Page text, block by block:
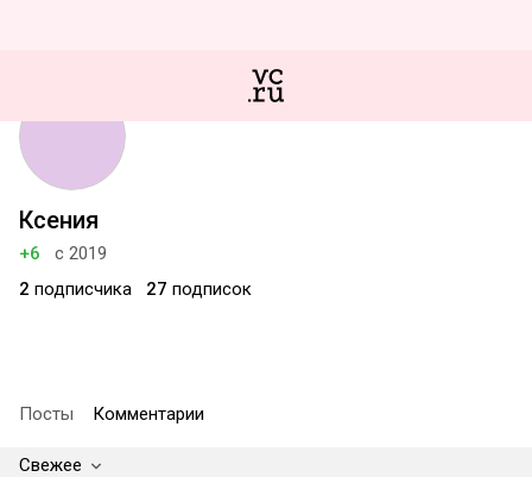
Ксения
+6
с 2019
2 подписчика 27 подписок
Посты Комментарии
Свежее